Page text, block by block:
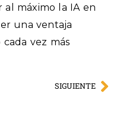
al máximo la IA en
una ventaja
vez más
SIGUIENTE